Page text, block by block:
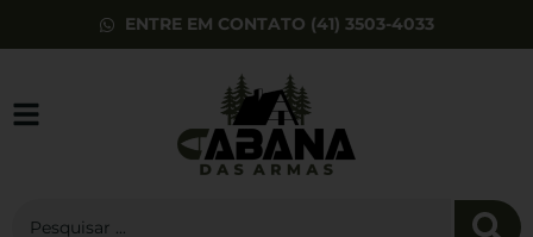
ENTRE EM CONTATO (41) 3503-4033